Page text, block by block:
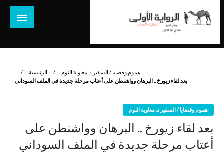
نروي لتعرف
الرئيسية
هموم وقضايا / السفير د. معاوية التوم
بعد لقاء زيورخ .. البرهان وواشنطن على أعتاب مرحلة جديدة في الملف السوداني
هموم وقضايا / السفير د. معاوية التوم
بعد لقاء زيورخ .. البرهان وواشنطن على
أعتاب مرحلة جديدة في الملف السوداني